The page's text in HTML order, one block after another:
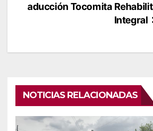
Integral
aducción Tocomita
NOTICIAS RELACIONADAS